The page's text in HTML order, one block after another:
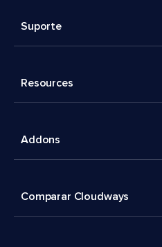
Suporte
Resources
Addons
Comparar Cloudways